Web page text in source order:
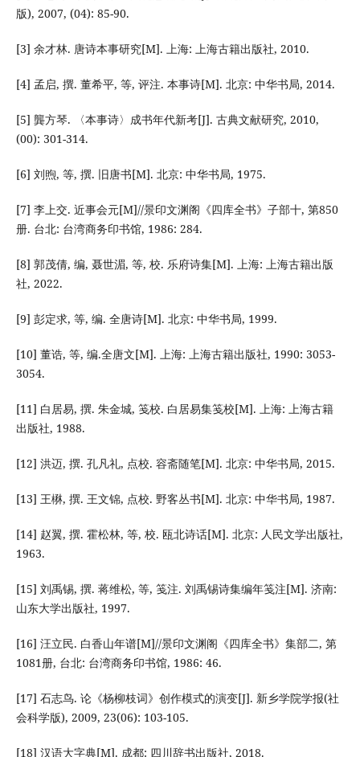
版), 2007, (04): 85-90.
[3] 余才林. 唐诗本事研究[M]. 上海: 上海古籍出版社, 2010.
[4] 孟启, 撰. 董希平, 等, 评注. 本事诗[M]. 北京: 中华书局, 2014.
[5] 龔方琴. 〈本事诗〉成书年代新考[J]. 古典文献研究, 2010,
(00): 301-314.
[6] 刘煦, 等, 撰. 旧唐书[M]. 北京: 中华书局, 1975.
[7] 李上交. 近事会元[M]//景印文渊阁《四库全书》子部十, 第850
册. 台北: 台湾商务印书馆, 1986: 284.
[8] 郭茂倩, 编, 聂世湄, 等, 校. 乐府诗集[M]. 上海: 上海古籍出版
社, 2022.
[9] 彭定求, 等, 编. 全唐诗[M]. 北京: 中华书局, 1999.
[10] 董诰, 等, 编.全唐文[M]. 上海: 上海古籍出版社, 1990: 3053-
3054.
[11] 白居易, 撰. 朱金城, 笺校. 白居易集笺校[M]. 上海: 上海古籍
出版社, 1988.
[12] 洪迈, 撰. 孔凡礼, 点校. 容斋随笔[M]. 北京: 中华书局, 2015.
[13] 王楙, 撰. 王文锦, 点校. 野客丛书[M]. 北京: 中华书局, 1987.
[14] 赵翼, 撰. 霍松林, 等, 校. 瓯北诗话[M]. 北京: 人民文学出版社,
1963.
[15] 刘禹锡, 撰. 蒋维松, 等, 笺注. 刘禹锡诗集编年笺注[M]. 济南:
山东大学出版社, 1997.
[16] 汪立民. 白香山年谱[M]//景印文渊阁《四库全书》集部二, 第
1081册, 台北: 台湾商务印书馆, 1986: 46.
[17] 石志鸟. 论《杨柳枝词》创作模式的演变[J]. 新乡学院学报(社
会科学版), 2009, 23(06): 103-105.
[18] 汉语大字典[M]. 成都: 四川辞书出版社, 2018.